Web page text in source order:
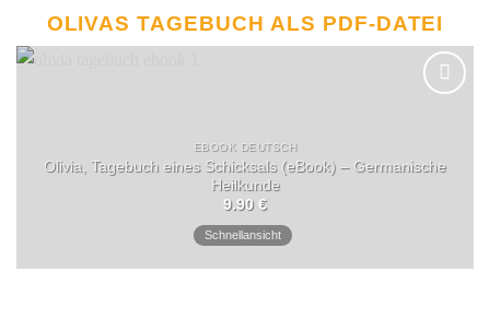
OLIVAS TAGEBUCH ALS PDF-DATEI
EBOOK DEUTSCH
Olivia, Tagebuch eines Schicksals (eBook) – Germanische
Heilkunde
9.90 €
Schnellansicht